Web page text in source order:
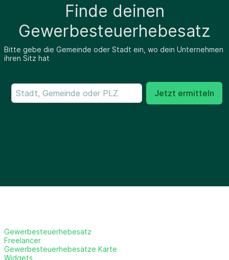
Finde deinen
Gewerbesteuerhebesatz
Bitte gebe die Gemeinde oder Stadt ein, wo dein Unternehmen
ihren Sitz hat
Jetzt ermitteln
Gewerbesteuerhebesatz
Freelancer
Gewerbesteuerhebesätze Karte
Widgets